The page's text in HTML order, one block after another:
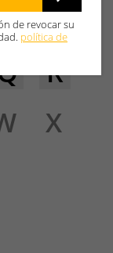
L
R
X
de revocar su
política de